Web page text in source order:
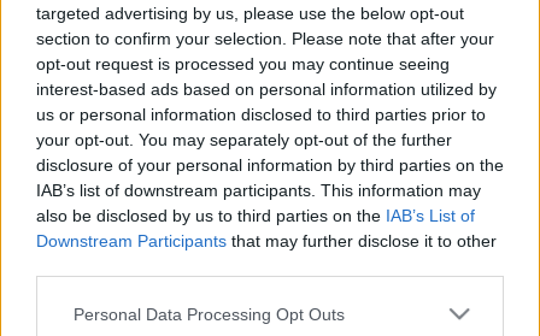
targeted advertising by us, please use the below opt-out
section to confirm your selection. Please note that after your
opt-out request is processed you may continue seeing
interest-based ads based on personal information utilized by
us or personal information disclosed to third parties prior to
your opt-out. You may separately opt-out of the further
disclosure of your personal information by third parties on the
IAB’s list of downstream participants. This information may
also be disclosed by us to third parties on the IAB’s List of
Downstream Participants that may further disclose it to other
Please note that this website/app uses one or more Google
Personal Data Processing Opt Outs
produkcióját, felléphet a délutáni kávékoncerteken, valamint
– természetesen – a záró hangversenyen.
Az Echo Nyári Akadémia nyitó hangversenyén a tanárok
lépnek fel Schumann ésBrahmszongoranégyeseivel, július
16-án francia kamarazenei estet adDebussy, Poulenc és
Franck műveivel Maria Trepashko és az Echo Nyári
Akadémia egykori hallgatója, Farkas Botond. Július 17-én
hallgathatják meg Grieg és Bartók népzenei ihletésű